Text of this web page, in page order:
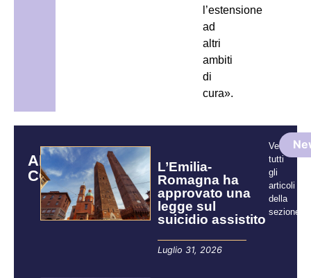
l’estensione
ad
altri
ambiti
di
cura».
ARTICOLI
CORRELATI
L’Emilia-
Romagna ha
approvato una
legge sul
suicidio assistito
Luglio 31, 2026
Vedi
tutti
gli
articoli
della
sezione: